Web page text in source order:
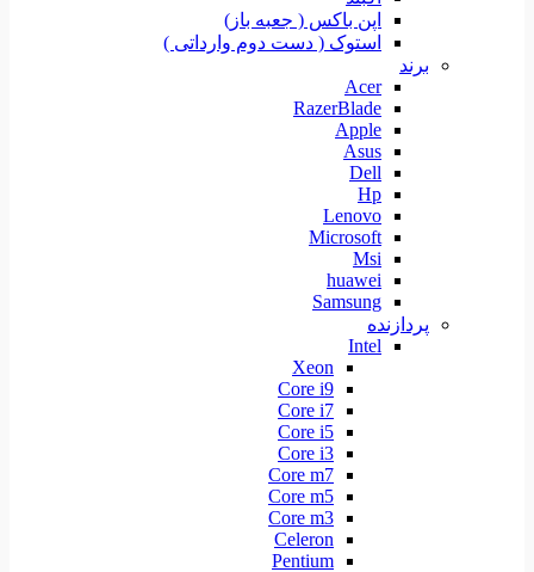
اپن باکس ( جعبه باز)
استوک ( دست دوم وارداتی )
برند
Acer
RazerBlade
Apple
Asus
Dell
Hp
Lenovo
Microsoft
Msi
huawei
Samsung
پردازنده
Intel
Xeon
Core i9
Core i7
Core i5
Core i3
Core m7
Core m5
Core m3
Celeron
Pentium